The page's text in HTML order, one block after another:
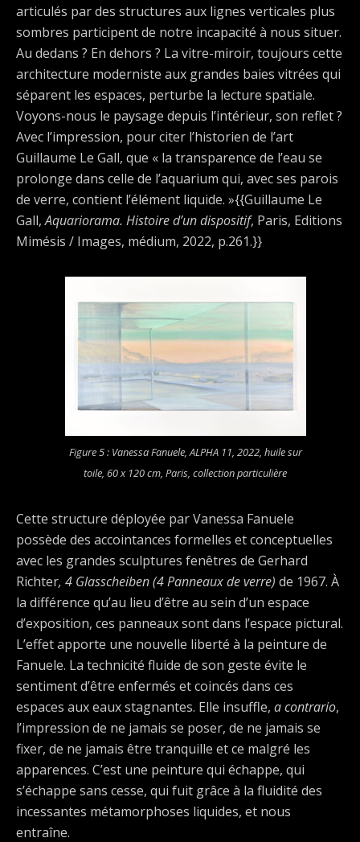
articulés par des structures aux lignes verticales plus
sombres participent de notre incapacité à nous situer.
Au dedans ? En dehors ? La vitre-miroir, toujours cette
architecture moderniste aux grandes baies vitrées qui
séparent les espaces, perturbe la lecture spatiale.
Voyons-nous le paysage depuis l’intérieur, son reflet ?
Avec l’impression, pour citer l’historien de l’art
Guillaume Le Gall, que « la transparence de l’eau se
prolonge dans celle de l’aquarium qui, avec ses parois
de verre, contient l’élément liquide. »{{Guillaume Le
Gall,Aquariorama. Histoire d’un dispositif, Paris, Editions
Mimésis / Images, médium, 2022, p.261.}}
Figure 5 : Vanessa Fanuele,ALPHA 11, 2022, huile sur
toile, 60 x 120 cm, Paris, collection particulière
Cette structure déployée par Vanessa Fanuele
possède des accointances formelles et conceptuelles
avec les grandes sculptures fenêtres de Gerhard
Richter, 4 Glasscheiben (4 Panneaux de verre) de 1967. À
la différence qu’au lieu d’être au sein d’un espace
d’exposition, ces panneaux sont dans l’espace pictural.
L’effet apporte une nouvelle liberté à la peinture de
Fanuele. La technicité fluide de son geste évite le
sentiment d’être enfermés et coincés dans ces
espaces aux eaux stagnantes. Elle insuffle, a contrario,
l’impression de ne jamais se poser, de ne jamais se
fixer, de ne jamais être tranquille et ce malgré les
apparences. C’est une peinture qui échappe, qui
s’échappe sans cesse, qui fuit grâce à la fluidité des
incessantes métamorphoses liquides, et nous
entraîne.